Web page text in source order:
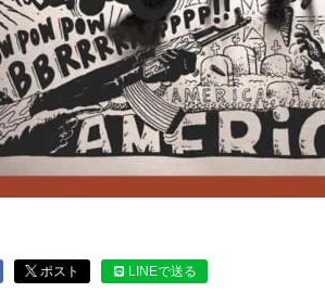
ポスト LINEで送る